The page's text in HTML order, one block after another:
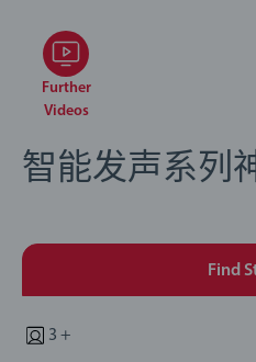
Further
Videos
智能发声系列
Find
3 +